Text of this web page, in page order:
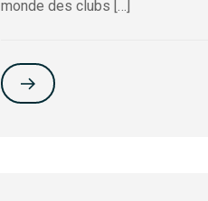
monde des clubs […]